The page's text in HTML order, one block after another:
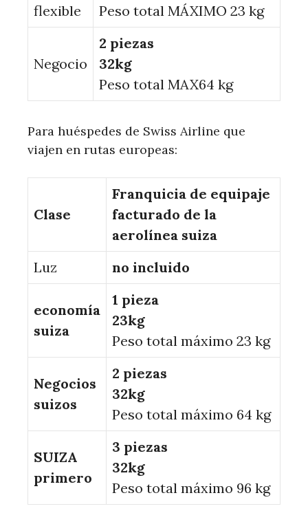
flexible
Peso total MÁXIMO 23 kg
Negocio
2 piezas
32kg
Peso total MAX64 kg
Para huéspedes de Swiss Airline que
viajen en rutas europeas:
Clase
Franquicia de equipaje
facturado de la
aerolínea suiza
Luz
no incluido
economía
suiza
1 pieza
23kg
Peso total máximo 23 kg
Negocios
suizos
2 piezas
32kg
Peso total máximo 64 kg
SUIZA
primero
3 piezas
32kg
Peso total máximo 96 kg